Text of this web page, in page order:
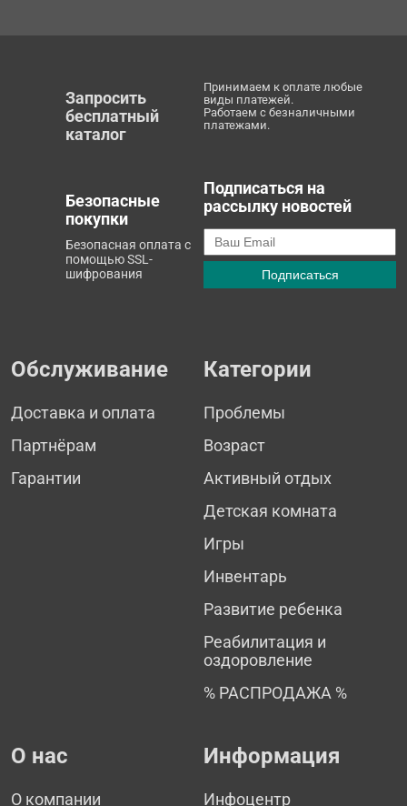
Запросить
бесплатный
каталог
Принимаем к оплате любые
виды платежей.
Работаем с безналичными
платежами.
Безопасные
покупки
Безопасная оплата с
помощью SSL-
шифрования
Подписаться на
рассылку новостей
Обслуживание
Доставка и оплата
Партнёрам
Гарантии
Категории
Проблемы
Возраст
Активный отдых
Детская комната
Игры
Инвентарь
Развитие ребенка
Реабилитация и
оздоровление
% РАСПРОДАЖА %
О нас
О компании
Информация
Инфоцентр